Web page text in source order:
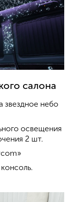
салона
звездное небо
освещения
2 шт.